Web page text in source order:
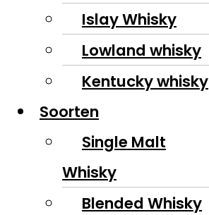
Islay Whisky
Lowland whisky
Kentucky whisky
Soorten
Single Malt
Whisky
Blended Whisky